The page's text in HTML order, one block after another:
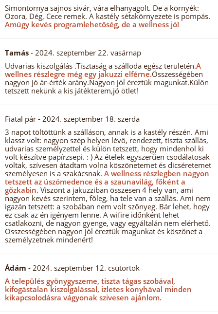
Simontornya sajnos sivár, vára elhanyagolt. De a környék:
Ozora, Dég, Cece remek. A kastély sétakörnyezete is pompás.
Amúgy kevés programlehetőség, de a wellness jó!
Tamás - 2024. szeptember 22. vasárnap
Udvarias kiszolgálás .Tisztaság a szálloda egész területén.A
wellnes részlegre még egy jakuzzi elférne.Összességében
nagyon jó ár-érték arány.Nagyon jól éreztük magunkat.Külön
tetszett nekünk a kis játékterem,jó ötlet!
Fiatal pár - 2024. szeptember 18. szerda
3 napot töltöttünk a szálláson, annak is a kastély részén. Ami
klassz volt: nagyon szép helyen lévő, rendezett, tiszta szállás,
udvarias személyzettel és külön tetszett, hogy mindenhol ki
volt készítve papírzsepi. : ) Az ételek egyszerűen csodálatosak
voltak, szívesen átadtam volna köszönetemet és dicséretemet
személyesen is a szakácsnak. A wellness részlegben nagyon
tetszett az úszómedence és a szaunavilág, főként a
gőzkabin. Viszont a jakuzziban összesen 4 hely van, ami
nagyon kevés szerintem, főleg, ha tele van a szállás. Ami nem
igazán tetszett: a szobában nem volt szőnyeg. Bár lehet, hogy
ez csak az én igényem lenne. A wifire időnként lehet
csatlakozni, de nagyon gyenge, vagy egyáltalán nem elérhető.
Összességében nagyon jól éreztük magunkat és köszönet a
személyzetnek mindenért!
Ádám - 2024. szeptember 12. csütörtök
A település gyönygyszeme, tiszta tágas szobával,
kifogástalan kiszolgálással, izletes konyhával minden
kikapcsolodásra vágyonak szivesen ajánlom.